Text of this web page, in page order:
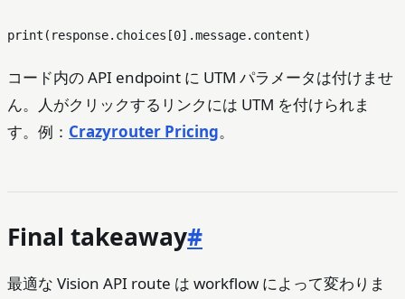
print (response.choices[0
コード内の API endpoint に UTM パラメータは付けませ
ん。人がクリックするリンクには UTM を付けられま
す。例： Crazyrouter Pricing。
Final takeaway#
最適な Vision API route は workflow によって変わりま